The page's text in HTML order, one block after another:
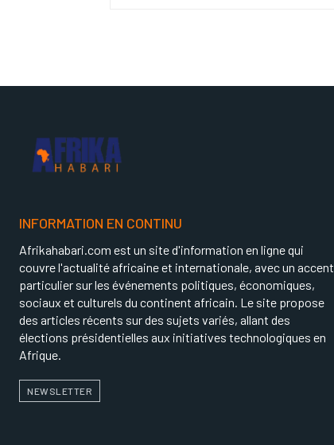
INFORMATION EN CONTINU
Afrikahabari.com est un site d'information en ligne qui
couvre l'actualité africaine et internationale, avec un accent
particulier sur les événements politiques, économiques,
sociaux et culturels du continent africain. Le site propose
des articles récents sur des sujets variés, allant des
élections présidentielles aux initiatives technologiques en
Afrique.
NEWSLETTER